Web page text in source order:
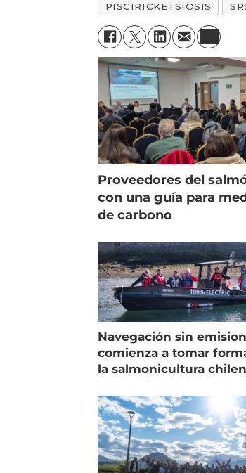
PISCIRICKETSIOSIS
Proveedores del
con una guía para
de carbono
Navegación sin
comienza a tomar
la salmonicultura